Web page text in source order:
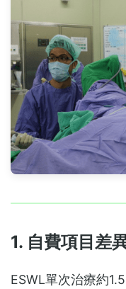
1. 自費項目差
ESWL單次治療約